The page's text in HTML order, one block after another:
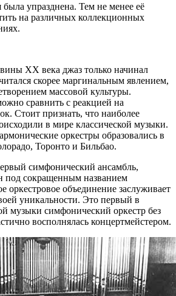
упразднена. Тем не менее её
на различных коллекционных
XX века джаз только начинал
скорее маргинальным явлением,
массовой культуры.
сравнить с реакцией на
Стоит признать, что наиболее
в мире классической музыки.
оркестры образовались в
Торонто и Бильбао.
симфонический ансамбль,
под сокращенным названием
оркестровое объединение заслуживает
уникальности. Это первый в
музыки симфонический оркестр без
восполнялась концертмейстером.